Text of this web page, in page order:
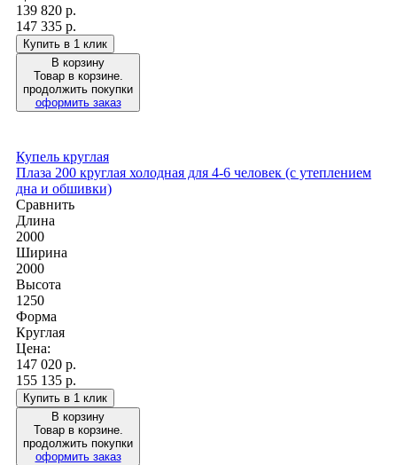
139 820 р.
147 335 р.
Купить в 1 клик
В корзину
Товар в корзине.
продолжить покупки
оформить заказ
Купель круглая
Плаза 200 круглая холодная для 4-6 человек (с утеплением
дна и обшивки)
Сравнить
Длина
2000
Ширина
2000
Высота
1250
Форма
Круглая
Цена:
147 020 р.
155 135 р.
Купить в 1 клик
В корзину
Товар в корзине.
продолжить покупки
оформить заказ